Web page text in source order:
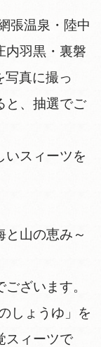
張温泉・陸中
内羽黒・裏磐
写真に撮っ
と、抽選でご
いスィーツを
と山の恵み～
ざいます。
しょうゆ」を
スィーツで